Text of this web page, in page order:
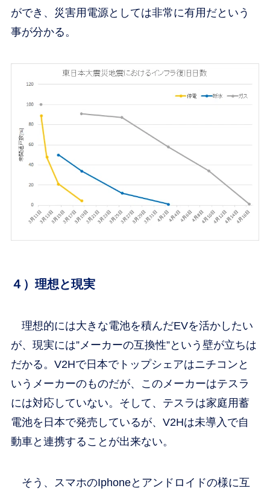
ができ、災害用電源としては非常に有用だという
事が分かる。
４）理想と現実
理想的には大きな電池を積んだEVを活かしたい
が、現実には”メーカーの互換性”という壁が立ちは
だかる。V2Hで日本でトップシェアはニチコンと
いうメーカーのものだが、このメーカーはテスラ
には対応していない。そして、テスラは家庭用蓄
電池を日本で発売しているが、V2Hは未導入で自
動車と連携することが出来ない。
そう、スマホのIphoneとアンドロイドの様に互